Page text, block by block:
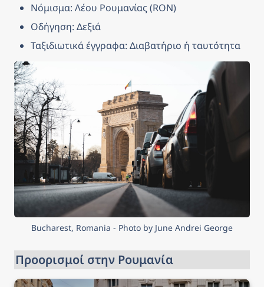
Νόμισμα: Λέου Ρουμανίας (RON)
Οδήγηση: Δεξιά
Ταξιδιωτικά έγγραφα: Διαβατήριο ή ταυτότητα
Bucharest, Romania - Photo by June Andrei George
Προορισμοί στην Ρουμανία